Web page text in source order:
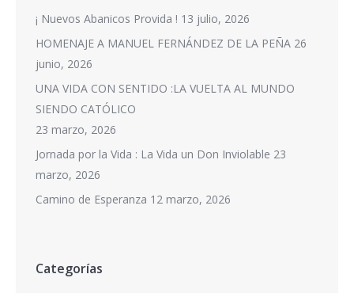
¡ Nuevos Abanicos Provida ! 13 julio, 2026
HOMENAJE A MANUEL FERNÁNDEZ DE LA PEÑA 26
junio, 2026
UNA VIDA CON SENTIDO :LA VUELTA AL MUNDO
SIENDO CATÓLICO
23 marzo, 2026
Jornada por la Vida : La Vida un Don Inviolable 23
marzo, 2026
Camino de Esperanza 12 marzo, 2026
Categorías